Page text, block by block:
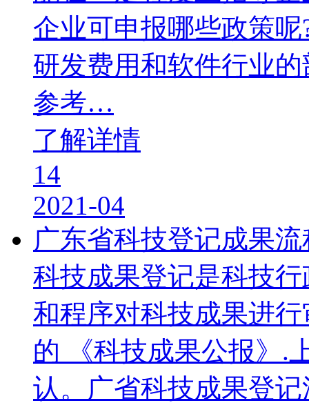
企业可申报哪些政策
研发费用和软件行业
参考…
了解详情
14
2021-04
广东省科技登记成果
科技成果登记是科技
和程序对科技成果进
的 《科技成果公报》.
认。广省科技成果登